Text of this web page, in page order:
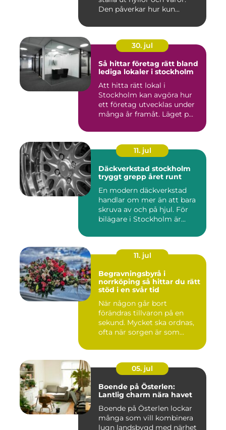
Den påverkar hur kun...
30. jul
Så hittar företag rätt bland
lediga lokaler i stockholm
Att hitta rätt lokal i
Stockholm kan avgöra hur
ett företag utvecklas under
många år framåt. Läget p...
11. jul
Däckverkstad stockholm
tryggt grepp året runt
En modern däckverkstad
handlar om mer än att bara
skruva av och på hjul. För
bilägare i Stockholm är...
11. jul
Begravningsbyrå i
norrköping så hittar du rätt
stöd i en svår tid
När någon går bort
förändras tillvaron på en
sekund. Mycket ska ordnas,
ofta när sorgen är som
05. jul
Boende på Österlen:
Lantlig charm nära havet
Boende på Österlen lockar
många som vill kombinera
lugn landsbygd med närhet